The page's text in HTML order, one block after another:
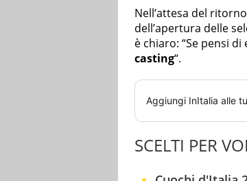
Nell’attesa del
dell’apertura delle
è chiaro: “Se pensi
casting“.
Aggiungi InItalia alle
SCELTI PER